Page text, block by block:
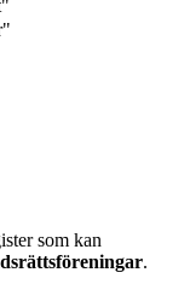
som kan
.